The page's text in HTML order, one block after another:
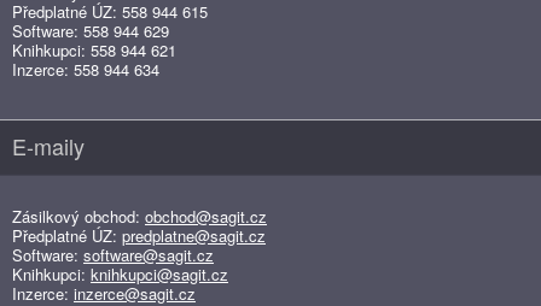
Předplatné ÚZ: 558 944 615
Software: 558 944 629
Knihkupci: 558 944 621
Inzerce: 558 944 634
E-maily
Zásilkový obchod: obchod@sagit.cz
Předplatné ÚZ: predplatne@sagit.cz
Software: software@sagit.cz
Knihkupci: knihkupci@sagit.cz
Inzerce: inzerce@sagit.cz